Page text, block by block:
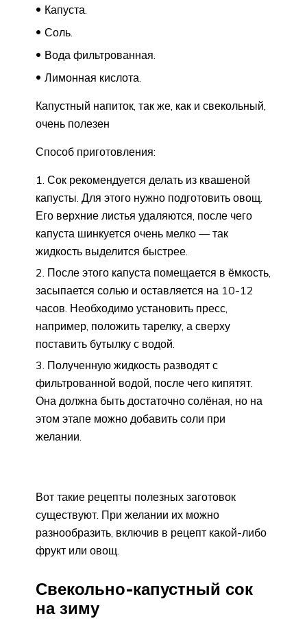
Капуста.
Соль.
Вода фильтрованная.
Лимонная кислота.
Капустный напиток, так же, как и свекольный,
очень полезен
Способ приготовления:
Сок рекомендуется делать из квашеной
капусты. Для этого нужно подготовить овощ.
Его верхние листья удаляются, после чего
капуста шинкуется очень мелко — так
жидкость выделится быстрее.
После этого капуста помещается в ёмкость,
засыпается солью и оставляется на 10-12
часов. Необходимо установить пресс,
например, положить тарелку, а сверху
поставить бутылку с водой.
Полученную жидкость разводят с
фильтрованной водой, после чего кипятят.
Она должна быть достаточно солёная, но на
этом этапе можно добавить соли при
желании.
Вот такие рецепты полезных заготовок
существуют. При желании их можно
разнообразить, включив в рецепт какой-либо
фрукт или овощ.
Свекольно-капустный сок
на зиму